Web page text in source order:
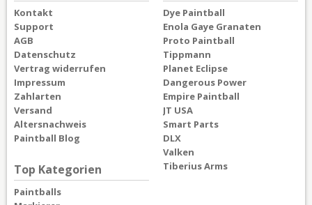
Kontakt
Support
AGB
Datenschutz
Vertrag widerrufen
Impressum
Zahlarten
Versand
Altersnachweis
Paintball Blog
Top Kategorien
Paintballs
Dye Paintball
Enola Gaye Granaten
Proto Paintball
Tippmann
Planet Eclipse
Dangerous Power
Empire Paintball
JT USA
Smart Parts
DLX
Valken
Tiberius Arms